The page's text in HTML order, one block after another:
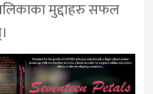
मुद्दाहरु सफल